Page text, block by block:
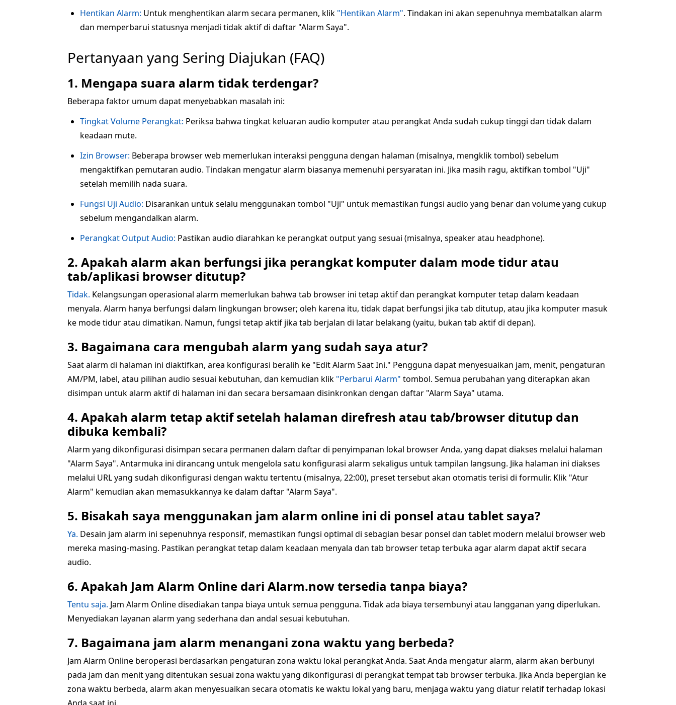
Hentikan Alarm: Untuk menghentikan alarm secara permanen, klik "Hentikan Alarm". Tindakan ini akan sepenuhnya membatalkan alarm
dan memperbarui statusnya menjadi tidak aktif di daftar "Alarm Saya".
Pertanyaan yang Sering Diajukan (FAQ)
1. Mengapa suara alarm tidak terdengar?
Beberapa faktor umum dapat menyebabkan masalah ini:
Tingkat Volume Perangkat: Periksa bahwa tingkat keluaran audio komputer atau perangkat Anda sudah cukup tinggi dan tidak dalam
keadaan mute.
Izin Browser: Beberapa browser web memerlukan interaksi pengguna dengan halaman (misalnya, mengklik tombol) sebelum
mengaktifkan pemutaran audio. Tindakan mengatur alarm biasanya memenuhi persyaratan ini. Jika masih ragu, aktifkan tombol "Uji"
setelah memilih nada suara.
Fungsi Uji Audio: Disarankan untuk selalu menggunakan tombol "Uji" untuk memastikan fungsi audio yang benar dan volume yang cukup
sebelum mengandalkan alarm.
Perangkat Output Audio: Pastikan audio diarahkan ke perangkat output yang sesuai (misalnya, speaker atau headphone).
2. Apakah alarm akan berfungsi jika perangkat komputer dalam mode tidur atau
tab/aplikasi browser ditutup?
Tidak. Kelangsungan operasional alarm memerlukan bahwa tab browser ini tetap aktif dan perangkat komputer tetap dalam keadaan
menyala. Alarm hanya berfungsi dalam lingkungan browser; oleh karena itu, tidak dapat berfungsi jika tab ditutup, atau jika komputer masuk
ke mode tidur atau dimatikan. Namun, fungsi tetap aktif jika tab berjalan di latar belakang (yaitu, bukan tab aktif di depan).
3. Bagaimana cara mengubah alarm yang sudah saya atur?
Saat alarm di halaman ini diaktifkan, area konfigurasi beralih ke "Edit Alarm Saat Ini." Pengguna dapat menyesuaikan jam, menit, pengaturan
AM/PM, label, atau pilihan audio sesuai kebutuhan, dan kemudian klik "Perbarui Alarm" tombol. Semua perubahan yang diterapkan akan
disimpan untuk alarm aktif di halaman ini dan secara bersamaan disinkronkan dengan daftar "Alarm Saya" utama.
4. Apakah alarm tetap aktif setelah halaman direfresh atau tab/browser ditutup dan
dibuka kembali?
Alarm yang dikonfigurasi disimpan secara permanen dalam daftar di penyimpanan lokal browser Anda, yang dapat diakses melalui halaman
"Alarm Saya". Antarmuka ini dirancang untuk mengelola satu konfigurasi alarm sekaligus untuk tampilan langsung. Jika halaman ini diakses
melalui URL yang sudah dikonfigurasi dengan waktu tertentu (misalnya, 22:00), preset tersebut akan otomatis terisi di formulir. Klik "Atur
Alarm" kemudian akan memasukkannya ke dalam daftar "Alarm Saya".
5. Bisakah saya menggunakan jam alarm online ini di ponsel atau tablet saya?
Ya. Desain jam alarm ini sepenuhnya responsif, memastikan fungsi optimal di sebagian besar ponsel dan tablet modern melalui browser web
mereka masing-masing. Pastikan perangkat tetap dalam keadaan menyala dan tab browser tetap terbuka agar alarm dapat aktif secara
audio.
6. Apakah Jam Alarm Online dari Alarm.now tersedia tanpa biaya?
Tentu saja. Jam Alarm Online disediakan tanpa biaya untuk semua pengguna. Tidak ada biaya tersembunyi atau langganan yang diperlukan.
Menyediakan layanan alarm yang sederhana dan andal sesuai kebutuhan.
7. Bagaimana jam alarm menangani zona waktu yang berbeda?
Jam Alarm Online beroperasi berdasarkan pengaturan zona waktu lokal perangkat Anda. Saat Anda mengatur alarm, alarm akan berbunyi
pada jam dan menit yang ditentukan sesuai zona waktu yang dikonfigurasi di perangkat tempat tab browser terbuka. Jika Anda bepergian ke
zona waktu berbeda, alarm akan menyesuaikan secara otomatis ke waktu lokal yang baru, menjaga waktu yang diatur relatif terhadap lokasi